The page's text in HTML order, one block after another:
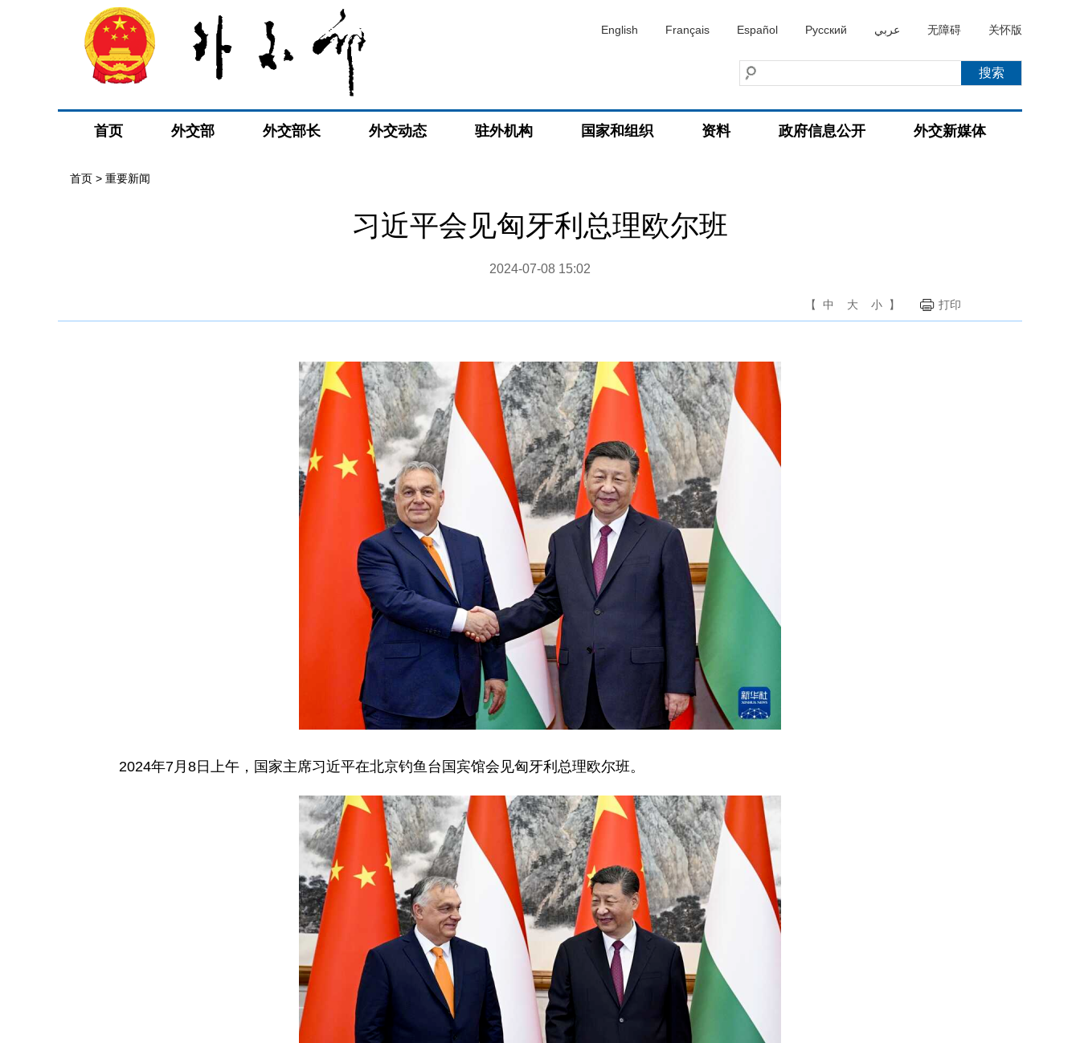
English Français Español Русский عربي 无障碍 关怀版
首页 外交部 外交部长 外交动态 驻外机构 国家和组织 资料 政府信息公开 外交新媒体
首页 > 重要新闻
习近平会见匈牙利总理欧尔班
2024-07-08 15:02
【 中 大 小 】 打印
2024年7月8日上午，国家主席习近平在北京钓鱼台国宾馆会见匈牙利总理欧尔班。